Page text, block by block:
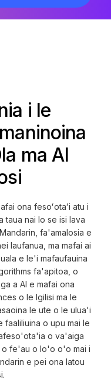
i le
ma AI
ona fesoʻotaʻi atu i
taua nai lo se isi lava
fa'amalosia e
laufanua, ma mafai ai
e le'i mafaufauina
fa'apitoa, o
a AI e mafai ona
o le Igilisi ma le
le ute o le ulua'i
faaliliuina o upu mai le
o va'aiga
o fe'au o lo'o o'o mai i
e pei ona latou